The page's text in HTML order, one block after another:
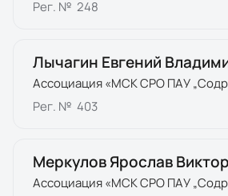
Рег. № 248
Лычагин Евгений
Ассоциация «МСК СРО ПАУ
Рег. № 403
Меркулов Ярослав
Ассоциация «МСК СРО ПАУ